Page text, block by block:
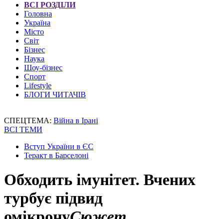
ВСІ РОЗДІЛИ
Головна
Україна
Місто
Світ
Бізнес
Наука
Шоу-бізнес
Спорт
Lifestyle
БЛОГИ ЧИТАЧІВ
СПЕЦТЕМА: Війна в Ірані
ВСІ ТЕМИ
Вступ України в ЄС
Теракт в Барселоні
Обходить імунітет. Вчених
турбує підвид